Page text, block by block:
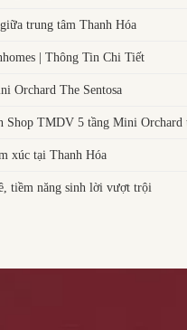
trung tâm Thanh Hóa
| Thông Tin Chi Tiết
Orchard The Sentosa
Shop TMDV 5 tầng Mini Orchard
xúc tại Thanh Hóa
tiềm năng sinh lời vượt trội